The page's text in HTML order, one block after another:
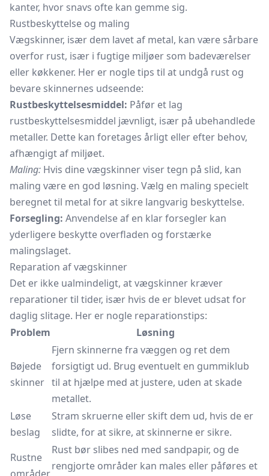
kanter, hvor snavs ofte kan gemme sig.
Rustbeskyttelse og maling
Vægskinner, især dem lavet af metal, kan være sårbare
overfor rust, især i fugtige miljøer som badeværelser
eller køkkener. Her er nogle tips til at undgå rust og
bevare skinnernes udseende:
Rustbeskyttelsesmiddel: Påfør et lag
rustbeskyttelsesmiddel jævnligt, især på ubehandlede
metaller. Dette kan foretages årligt eller efter behov,
afhængigt af miljøet.
Maling: Hvis dine vægskinner viser tegn på slid, kan
maling være en god løsning. Vælg en maling specielt
beregnet til metal for at sikre langvarig beskyttelse.
Forsegling: Anvendelse af en klar forsegler kan
yderligere beskytte overfladen og forstærke
malingslaget.
Reparation af vægskinner
Det er ikke ualmindeligt, at vægskinner kræver
reparationer til tider, især hvis de er blevet udsat for
daglig slitage. Her er nogle reparationstips:
Problem
Løsning
Bøjede
skinner
Fjern skinnerne fra væggen og ret dem
forsigtigt ud. Brug eventuelt en gummiklub
til at hjælpe med at justere, uden at skade
metallet.
Løse
beslag
Stram skruerne eller skift dem ud, hvis de er
slidte, for at sikre, at skinnerne er sikre.
Rustne
Rust bør slibes ned med sandpapir, og de
rengjorte områder kan males eller påføres et